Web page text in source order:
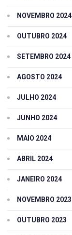
NOVEMBRO 2024
OUTUBRO 2024
SETEMBRO 2024
AGOSTO 2024
JULHO 2024
JUNHO 2024
MAIO 2024
ABRIL 2024
JANEIRO 2024
NOVEMBRO 2023
OUTUBRO 2023